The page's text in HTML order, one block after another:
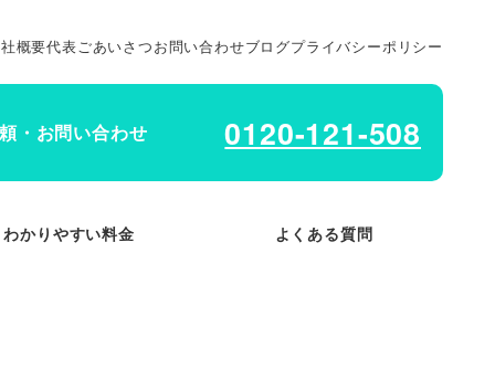
概要代表ごあいさつお問い合わせブログプライバシーポリシー
・お問い合わせ 0120-121-508
わかりやすい料金 よくある質問